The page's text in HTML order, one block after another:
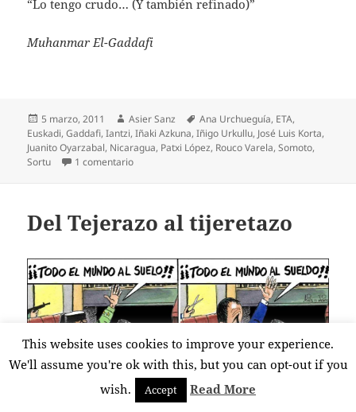
“Lo tengo crudo… (Y también refinado)”
Muhanmar El-Gaddafi
Publicado
el
5 marzo, 2011 Autor
Asier Sanz Etiquetas
Ana Urchueguía, ETA,
Euskadi,Gaddafi,Iantzi,Iñaki Azkuna,Iñigo Urkullu, José Luis Korta,
Juanito Oyarzabal, Nicaragua, Patxi López, Rouco Varela,Somoto,
Sortu
1 comentarioen López y Urchueguía, en el ecuador
Del Tejerazo al tijeretazo
This website uses cookies to improve your experience.
We'll assume you're ok with this, but you can opt-out if you
wish.
Accept Read More